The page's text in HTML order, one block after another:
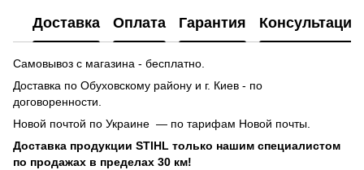
Доставка Оплата Гарантия Консультация
Самовывоз с магазина - бесплатно.
Доставка по Обуховскому району и г. Киев - по
договоренности.
Новой почтой по Украине — по тарифам Новой почты.
Доставка продукции STIHL только нашим специалистом
по продажах в пределах 30 км!